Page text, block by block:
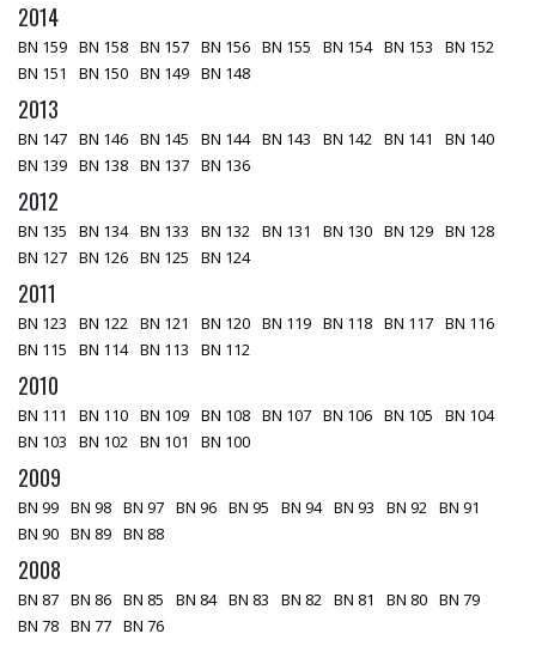
2014
BN 159 BN 158 BN 157 BN 156 BN 155 BN 154 BN 153
BN 152
BN 151
BN 150 BN 149 BN 148
2013
BN 147 BN 146 BN 145 BN 144 BN 143 BN 142 BN 141
BN 140
BN 139 BN 138 BN 137 BN 136
2012
BN 135 BN 134 BN 133 BN 132 BN 131 BN 130 BN 129 BN 128
BN 127 BN 126 BN 125 BN 124
2011
BN 123 BN 122 BN 121 BN 120 BN 119 BN 118 BN 117 BN 116
BN 115
BN 114 BN 113 BN 112
2010
BN 111 BN 110 BN 109 BN 108 BN 107 BN 106 BN 105
BN 104
BN 103
BN 102 BN 101 BN 100
2009
BN 99 BN 98 BN 97 BN 96 BN 95 BN 94 BN 93 BN 92 BN 91
BN 90 BN 89 BN 88
2008
BN 87 BN 86 BN 85 BN 84 BN 83 BN 82 BN 81 BN 80 BN 79
BN 78 BN 77 BN 76